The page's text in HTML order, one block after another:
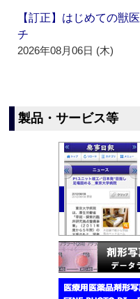
【訂正】はじめての
チ
2026年08月06日 (木)
製品・サービス等